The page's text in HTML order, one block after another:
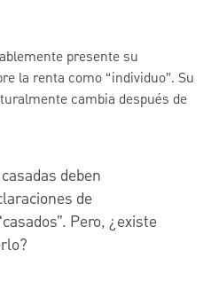
presente su
la renta como “individuo”. Su
cambia después de
deben
de
Pero, ¿existe